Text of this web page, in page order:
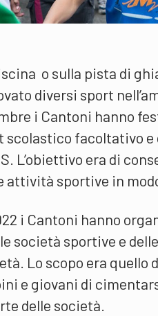
o sulla pista di
diversi sport
i Cantoni hanno
scolastico facoltativo
L’obiettivo era di
attività sportive in
i Cantoni hanno
società sportive e
Lo scopo era
e giovani di
delle società.